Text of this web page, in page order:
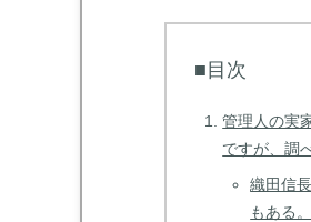
■目次
管理人の実
ですが、調
織田信
もある。